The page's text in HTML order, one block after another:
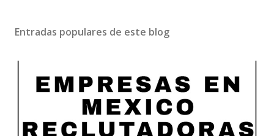
Entradas populares de este blog